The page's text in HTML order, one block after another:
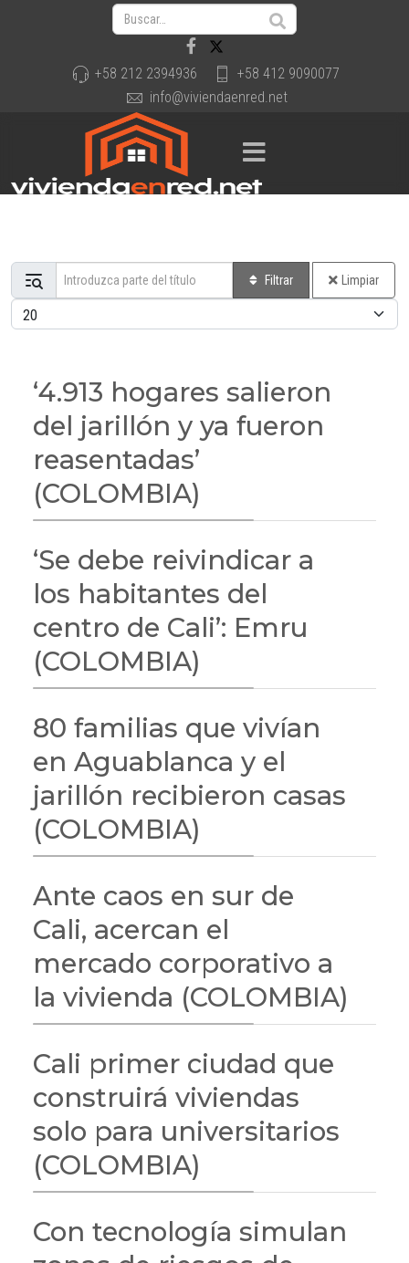
+58 212 2394936
+58 412 9090077
info@viviendaenred.net
Introduzca parte del título Filtrar Limpiar
Cantidad a mostrar
‘4.913 hogares salieron
del jarillón y ya fueron
reasentadas’
(COLOMBIA)
‘Se debe reivindicar a
los habitantes del
centro de Cali’: Emru
(COLOMBIA)
80 familias que vivían
en Aguablanca y el
jarillón recibieron casas
(COLOMBIA)
Ante caos en sur de
Cali, acercan el
mercado corporativo a
la vivienda (COLOMBIA)
Cali primer ciudad que
construirá viviendas
solo para universitarios
(COLOMBIA)
Con tecnología simulan